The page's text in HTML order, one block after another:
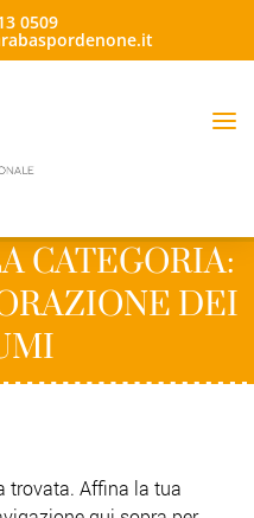
0509
CATEGORIA:
DEI
trovata. Affina la tua